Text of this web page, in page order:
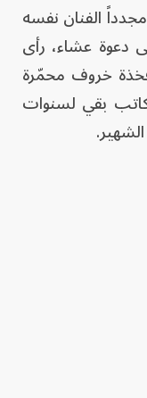
الفنان نفسه
دعوة عشاء، رأى
خروف محمّرة
بقي لسنوات